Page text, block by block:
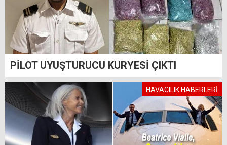
PİLOT UYUŞTURUCU KURYESİ ÇIKTI
HAVACILIK HABERLERİ